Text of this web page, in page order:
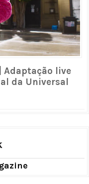
Adaptação live
da Universal